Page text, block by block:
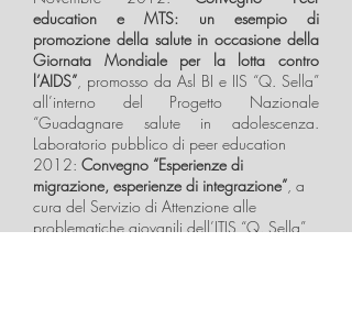
education e MTS: un esempio di
promozione della salute in occasione della
Giornata Mondiale per la lotta contro
l’AIDS”, promosso da Asl BI e IIS “Q. Sella”
all’interno del Progetto Nazionale
“Guadagnare salute in adolescenza.
Laboratorio pubblico di peer education
2012: Convegno “Esperienze di
migrazione, esperienze di integrazione”, a
cura del Servizio di Attenzione alle
problematiche giovanili dell’ITIS “Q. Sella”